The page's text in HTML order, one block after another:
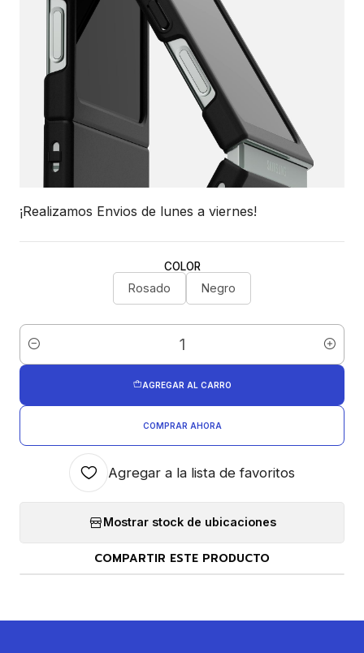
¡Realizamos Envios de lunes a viernes!
COLOR
Rosado Negro
Cantidad
AGREGAR AL CARRO
COMPRAR AHORA
Agregar a la lista de favoritos
Mostrar stock de ubicaciones
COMPARTIR ESTE PRODUCTO